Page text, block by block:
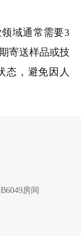
域通常需要3
寄送样品或技
态，避免因人
房间